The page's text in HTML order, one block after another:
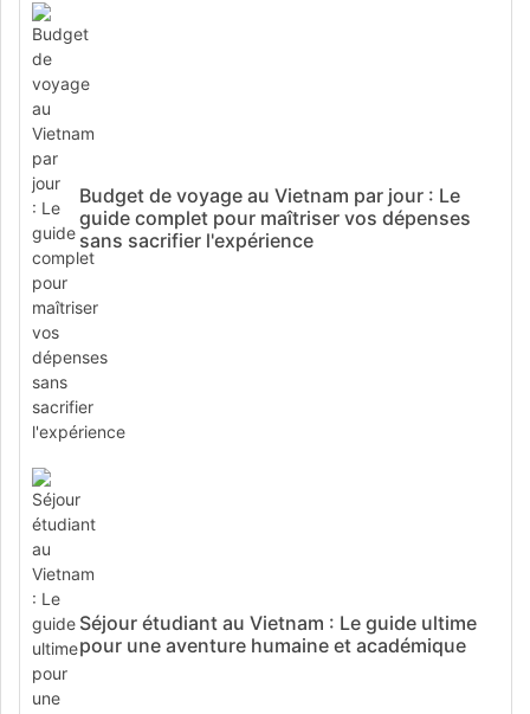
Budget de voyage au Vietnam par jour : Le
guide complet pour maîtriser vos dépenses
sans sacrifier l'expérience
Séjour étudiant au Vietnam : Le guide ultime
pour une aventure humaine et académique